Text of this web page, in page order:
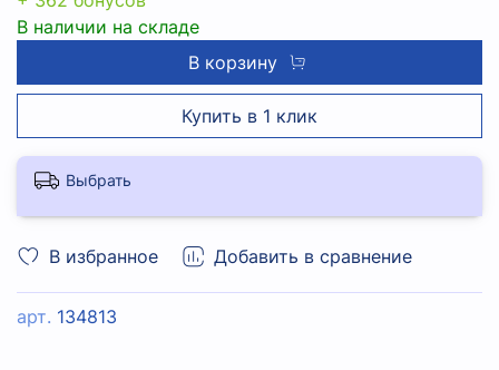
В избранное Добавить в сравнение
арт. 134813
В наличии на складе
В корзину
Купить в 1 клик
Выбрать